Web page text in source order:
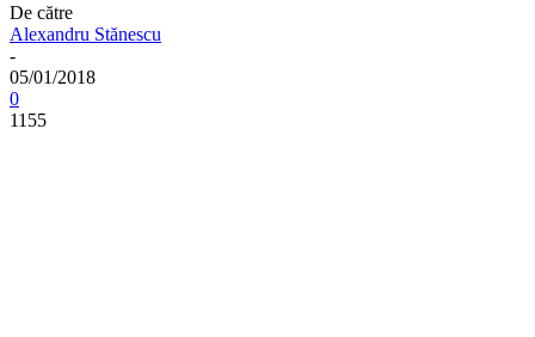
De către
Alexandru Stănescu
-
05/01/2018
0
1155